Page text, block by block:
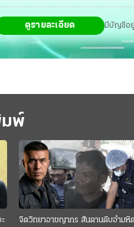
ดูรายละเอียด มีบัญชีอ
พ์
จิตวิทยาอาชญากร สันดานดิบอำมหิ